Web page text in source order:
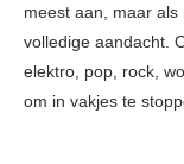
meest aan, maar
volledige aandacht.
elektro, pop, rock,
om in vakjes te